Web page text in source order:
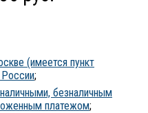
(имеется пункт
;
наличными, безналичным
платежом;